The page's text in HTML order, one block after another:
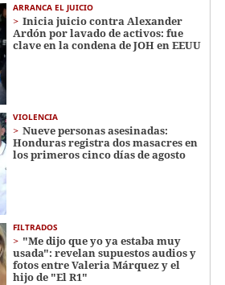
ARRANCA EL JUICIO
Inicia juicio contra Alexander
Ardón por lavado de activos: fue
clave en la condena de JOH en EEUU
VIOLENCIA
Nueve personas asesinadas:
Honduras registra dos masacres en
los primeros cinco días de agosto
FILTRADOS
"Me dijo que yo ya estaba muy
usada": revelan supuestos audios y
fotos entre Valeria Márquez y el
hijo de "El R1"